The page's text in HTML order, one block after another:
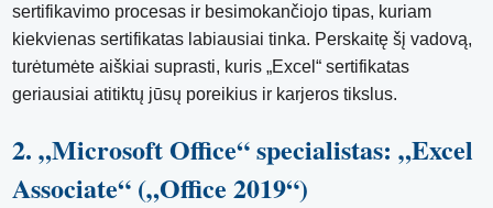
sertifikavimo procesas ir besimokančiojo tipas, kuriam
kiekvienas sertifikatas labiausiai tinka. Perskaitę šį vadovą,
turėtumėte aiškiai suprasti, kuris „Excel“ sertifikatas
geriausiai atitiktų jūsų poreikius ir karjeros tikslus.
2. „Microsoft Office“ specialistas: „Excel
Associate“ („Office 2019“)